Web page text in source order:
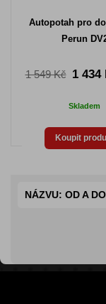
Autopotah pro
Perun
1 549 Kč 1 434
Skladem
Koupit
NÁZVU: OD A